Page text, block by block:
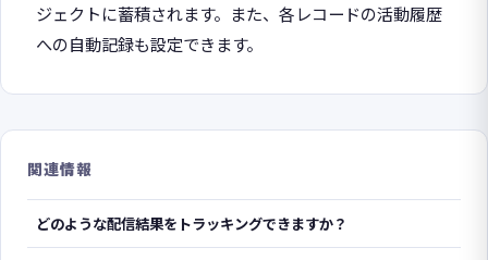
ジェクトに蓄積されます。また、各レコードの活動履歴
への自動記録も設定できます。
関連情報
どのような配信結果をトラッキングできますか？